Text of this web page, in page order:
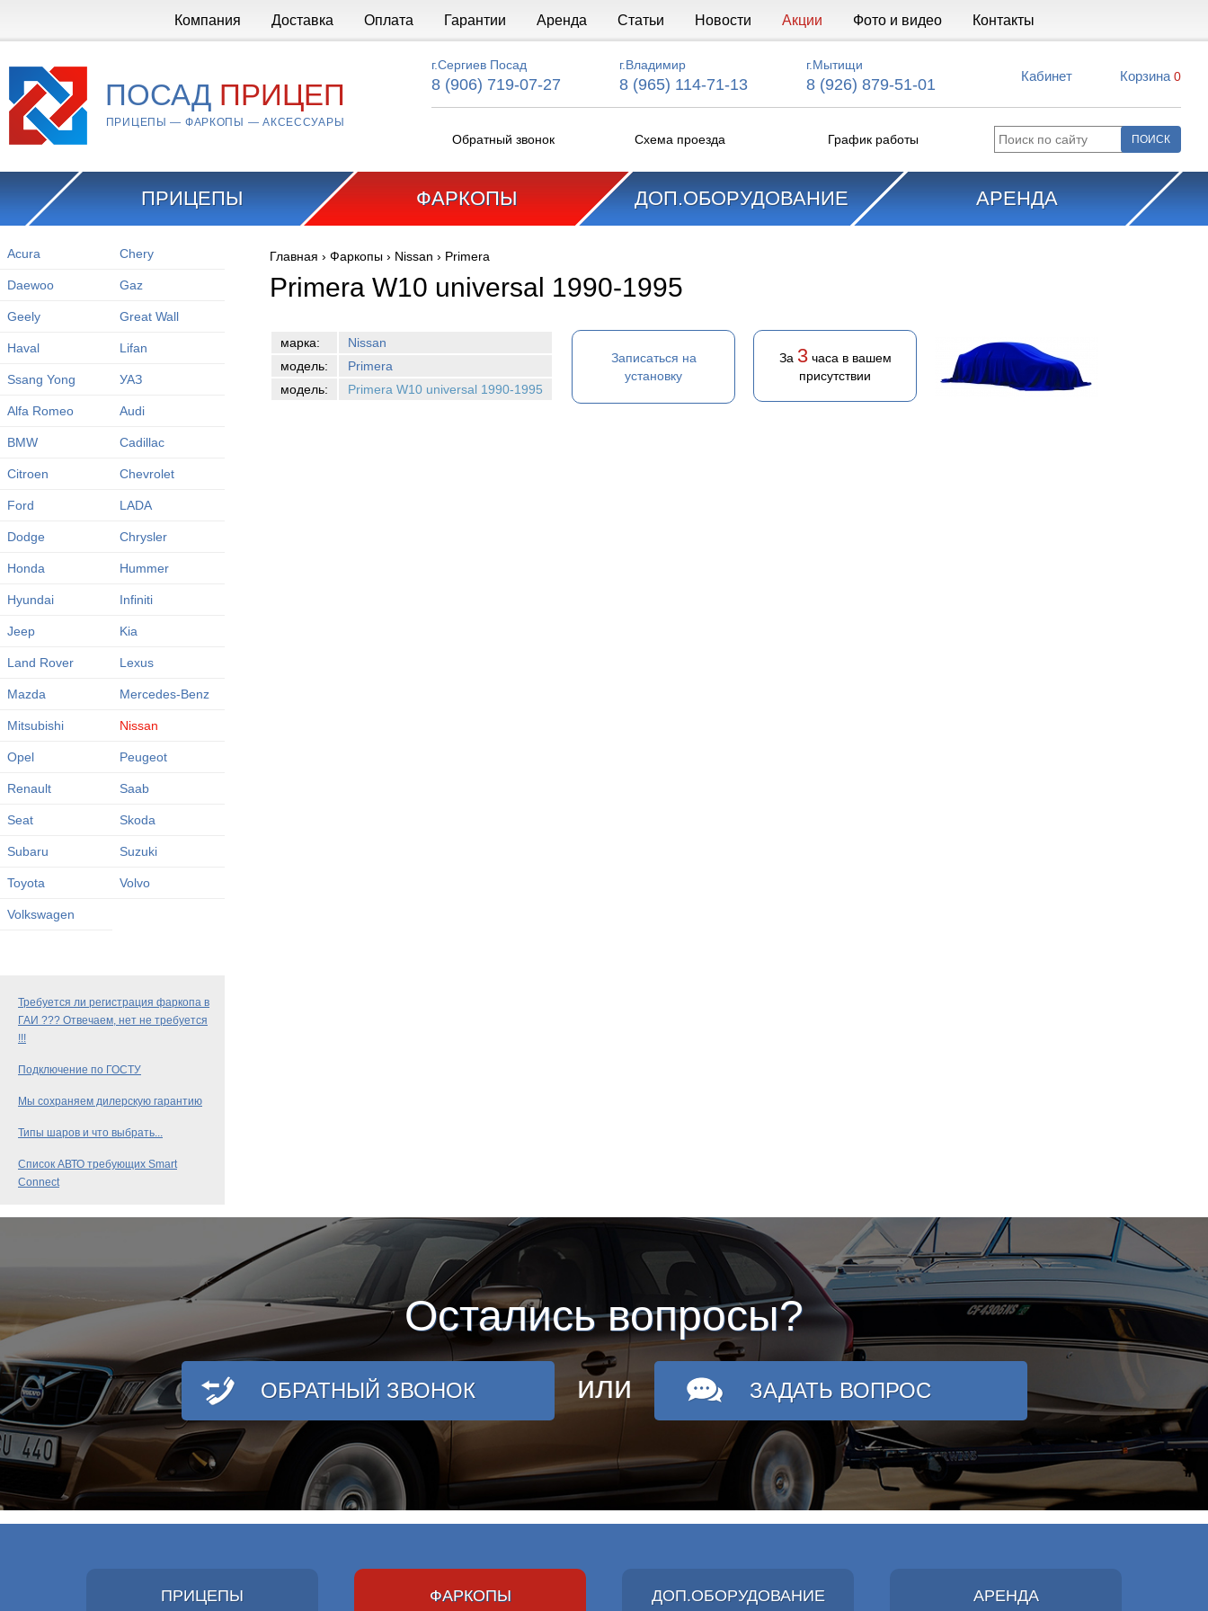
Компания Доставка Оплата Гарантии Аренда Статьи Новости Акции Фото и видео Контакты
ПОСАД ПРИЦЕП
ПРИЦЕПЫ — ФАРКОПЫ — АКСЕССУАРЫ
г.Сергиев Посад
8 (906) 719-07-27
г.Владимир
8 (965) 114-71-13
г.Мытищи
8 (926) 879-51-01 Кабинет Корзина 0
Обратный звонок Схема проезда График работы
ПРИЦЕПЫ ФАРКОПЫ ДОП.ОБОРУДОВАНИЕ АРЕНДА
Acura Chery
Daewoo Gaz
Geely Great Wall
Haval Lifan
Ssang Yong УАЗ
Alfa Romeo Audi
BMW Cadillac
Citroen Chevrolet
Ford LADA
Dodge Chrysler
Honda Hummer
Hyundai Infiniti
Jeep Kia
Land Rover Lexus
Mazda Mercedes-Benz
Mitsubishi Nissan
Opel Peugeot
Renault Saab
Seat Skoda
Subaru Suzuki
Toyota Volvo
Volkswagen
Требуется ли регистрация фаркопа в
ГАИ ??? Отвечаем, нет не требуется
!!!
Подключение по ГОСТУ
Мы сохраняем дилерскую гарантию
Типы шаров и что выбрать...
Список АВТО требующих Smart
Connect
Вы здесь
Главная › Фаркопы › Nissan › Primera
Primera W10 universal 1990-1995
марка:
Nissan
модель:
Primera
модель:
Primera W10 universal 1990-1995
Записаться на
установку
За 3часа в вашем
присутствии
Остались вопросы?
ОБРАТНЫЙ ЗВОНОК или ЗАДАТЬ ВОПРОС
ПРИЦЕПЫ ФАРКОПЫ ДОП.ОБОРУДОВАНИЕ АРЕНДА